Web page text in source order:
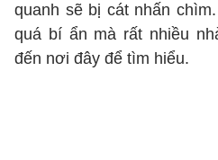
quanh sẽ bị cát nhấn
quá bí ẩn mà rất nhiều
đến nơi đây để tìm hiểu.